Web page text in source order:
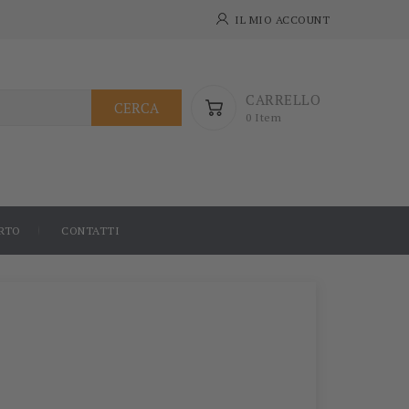
IL MIO ACCOUNT
CARRELLO
0 Item
CERCA
CONTATTI